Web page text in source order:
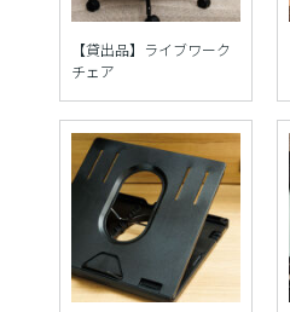
【貸出品】ライブワーク
チェア